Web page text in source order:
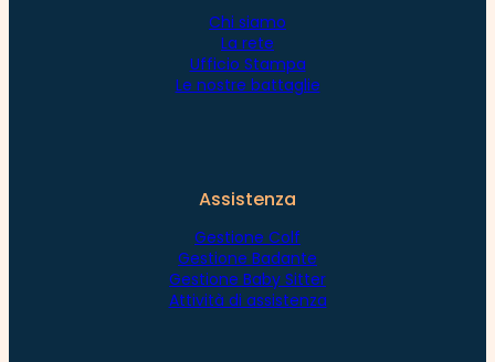
Chi siamo
La rete
Ufficio Stampa
Le nostre battaglie
Assistenza
Gestione Colf
Gestione Badante
Gestione Baby Sitter
Attività di assistenza